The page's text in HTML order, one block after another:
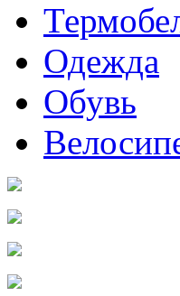
Одежда
Обувь